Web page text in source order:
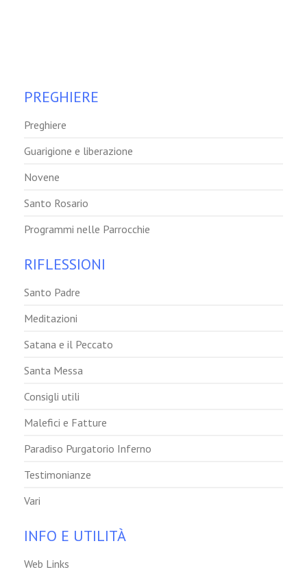
PREGHIERE
Preghiere
Guarigione e liberazione
Novene
Santo Rosario
Programmi nelle Parrocchie
RIFLESSIONI
Santo Padre
Meditazioni
Satana e il Peccato
Santa Messa
Consigli utili
Malefici e Fatture
Paradiso Purgatorio Inferno
Testimonianze
Vari
INFO E UTILITÀ
Web Links